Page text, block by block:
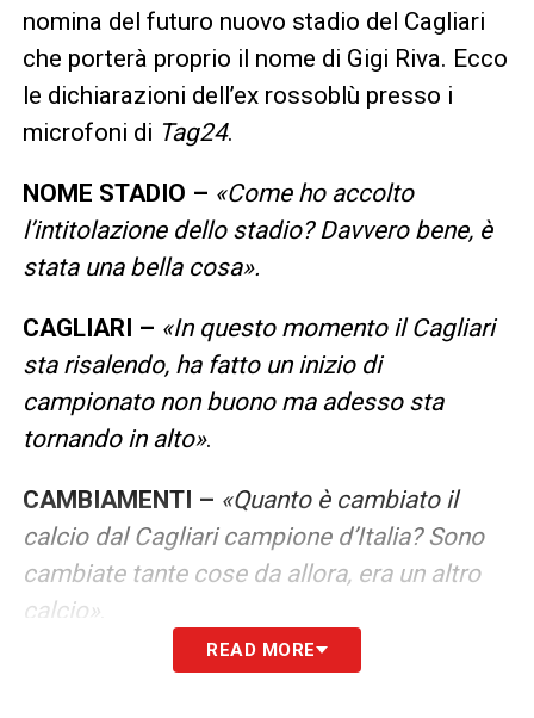
nomina del futuro nuovo stadio del Cagliari
che porterà proprio il nome di Gigi Riva. Ecco
le dichiarazioni dell’ex rossoblù presso i
microfoni di Tag24.
NOME STADIO – «Come ho accolto
l’intitolazione dello stadio? Davvero bene, è
stata una bella cosa».
CAGLIARI – «In questo momento il Cagliari
sta risalendo, ha fatto un inizio di
campionato non buono ma adesso sta
tornando in alto».
CAMBIAMENTI – «Quanto è cambiato il
calcio dal Cagliari campione d’Italia? Sono
cambiate tante cose da allora, era un altro
calcio».
«Ricordo una partita in
READ MORE